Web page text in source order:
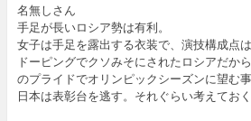
名無しさん
手足が長いロシア勢は有利。
女子は手足を露出する衣装で、演技構成点は
ドーピングでクソみそにされたロシアだか
のプライドでオリンピックシーズンに望む
日本は表彰台を逃す。それぐらい考えておく